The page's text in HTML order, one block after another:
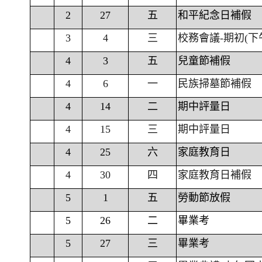
2 27 五
和平紀念日補假
3
4 三
校務會議-期初(下
4
3 五
兒童節補假
4
6 一
民族掃墓節補假
4
14 二
期中評量日
4
15 三
期中評量日
4
25 六
家庭教育日
4
30 四
家庭教育日補假
5
1 五
勞動節放假
5
26 二
畢業考
5
27 三
畢業考